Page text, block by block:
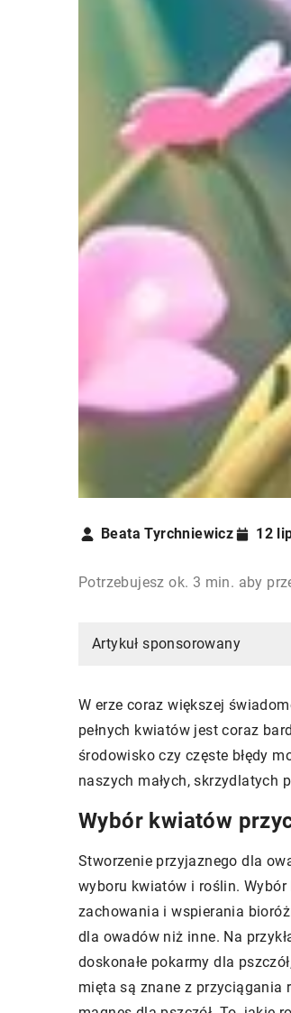
Beata Tyrchniewicz 12
Potrzebujesz ok. 3 min. aby
Artykuł sponsorowany
W erze coraz większej
pełnych kwiatów jest coraz
środowisko czy częste błędy
naszych małych, skrzydlatych
Wybór kwiatów
Stworzenie przyjaznego dla
wyboru kwiatów i roślin.
zachowania i wspierania
dla owadów niż inne. Na
doskonałe pokarmy dla
mięta są znane z przyciągania